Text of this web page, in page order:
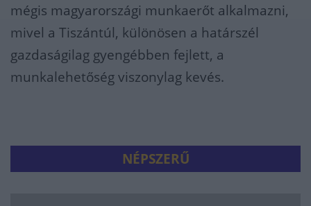
mégis magyarországi munkaerőt alkalmazni,
mivel a Tiszántúl, különösen a határszél
gazdaságilag gyengébben fejlett, a
munkalehetőség viszonylag kevés.
NÉPSZERŰ